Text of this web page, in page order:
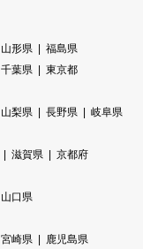
山形県
福島県
千葉県
東京都
山梨県 長野県
岐阜県
滋賀県
京都府
山口県
宮崎県 鹿児島県